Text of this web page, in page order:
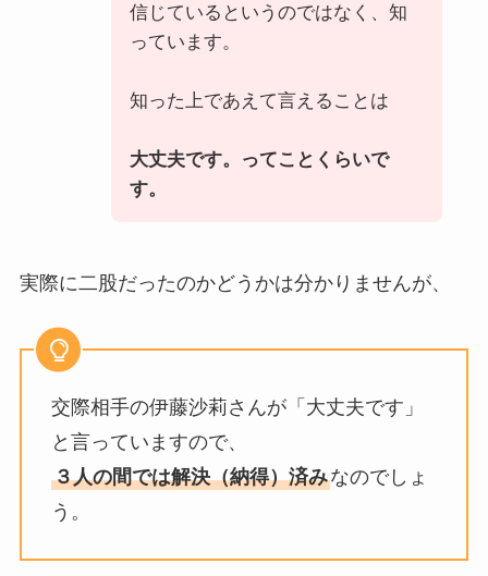
信じているというのではなく、知
っています。
知った上であえて言えることは
大丈夫です。ってことくらいで
す。
実際に二股だったのかどうかは分かりませんが、
交際相手の伊藤沙莉さんが「大丈夫です」
と言っていますので、
３人の間では解決（納得）済みなのでしょ
う。